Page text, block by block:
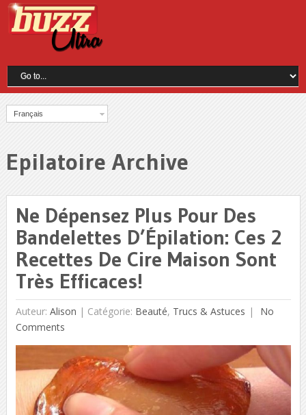
Français
Epilatoire Archive
Ne Dépensez Plus Pour Des
Bandelettes D’Épilation: Ces 2
Recettes De Cire Maison Sont
Très Efficaces!
Auteur: Alison | Catégorie: Beauté, Trucs & Astuces
No
Comments